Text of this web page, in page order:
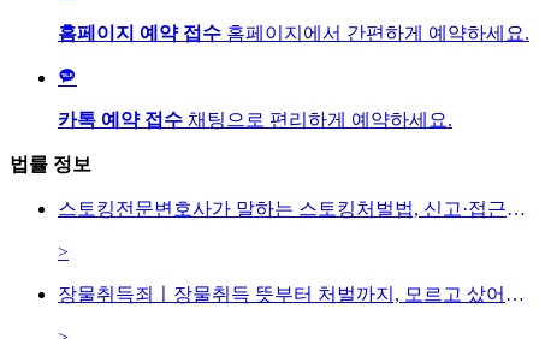
홈페이지 예약 접수 홈페이지에서 간편하게 예약하세요.

카톡 예약 접수 채팅으로 편리하게 예약하세요.
법률 정보
스토킹전문변호사가 말하는 스토킹처벌법, 신고·접근금지·잠정조치 대응방법은
>
장물취득죄ㅣ장물취득 뜻부터 처벌까지, 모르고 샀어도 처벌될까?